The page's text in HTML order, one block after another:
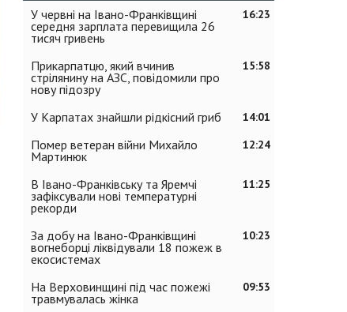
16:23
У червні на Івано-Франківщині
середня зарплата перевищила 26
тисяч гривень
15:58
Прикарпатцю, який вчинив
стрілянину на АЗС, повідомили про
нову підозру
14:01
У Карпатах знайшли рідкісний гриб
12:24
Помер ветеран війни Михайло
Мартинюк
11:25
В Івано-Франківську та Яремчі
зафіксували нові температурні
рекорди
10:23
За добу на Івано-Франківщині
вогнеборці ліквідували 18 пожеж в
екосистемах
09:53
На Верховинщині під час пожежі
травмувалась жінка